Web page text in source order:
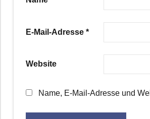
E-Mail-Adresse *
Website
Name, E-Mail-Adresse und